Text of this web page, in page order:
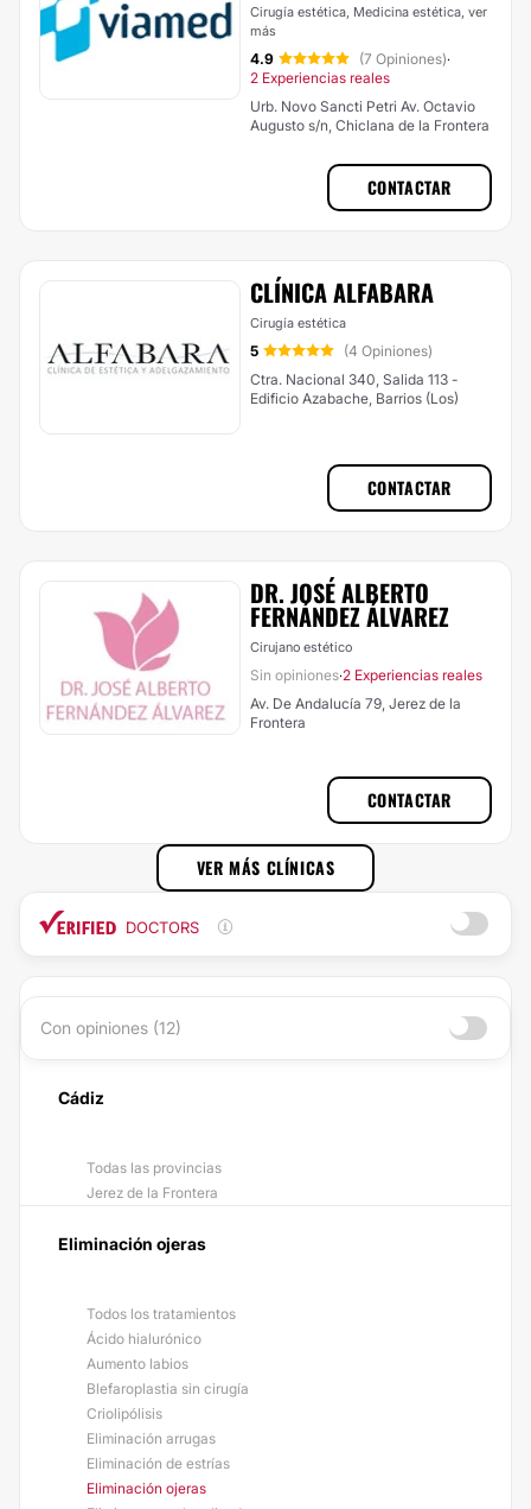
Cirugía estética, Medicina estética, ver
más
4.9 (7 Opiniones)·
2 Experiencias reales
Urb. Novo Sancti Petri Av. Octavio
Augusto s/n, Chiclana de la Frontera
CONTACTAR
CLÍNICA ALFABARA
Cirugía estética
5
(4 Opiniones)
Ctra. Nacional 340, Salida 113 -
Edificio Azabache, Barrios (Los)
CONTACTAR
DR. JOSÉ ALBERTO
FERNÁNDEZ ÁLVAREZ
Cirujano estético
Sin opiniones·2 Experiencias reales
Av. De Andalucía 79, Jerez de la
Frontera
CONTACTAR
VER MÁS CLÍNICAS
DOCTORS
Con opiniones (12)
Cádiz
Todas las provincias
Jerez de la Frontera
Eliminación ojeras
Todos los tratamientos
Ácido hialurónico
Aumento labios
Blefaroplastia sin cirugía
Criolipólisis
Eliminación arrugas
Eliminación de estrías
Eliminación ojeras